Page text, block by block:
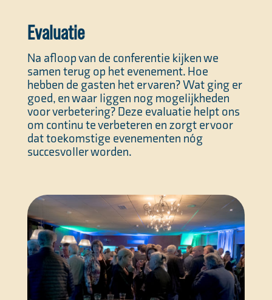
Evaluatie
Na afloop van de conferentie kijken we
samen terug op het evenement. Hoe
hebben de gasten het ervaren? Wat ging er
goed, en waar liggen nog mogelijkheden
voor verbetering? Deze evaluatie helpt ons
om continu te verbeteren en zorgt ervoor
dat toekomstige evenementen nóg
succesvoller worden.